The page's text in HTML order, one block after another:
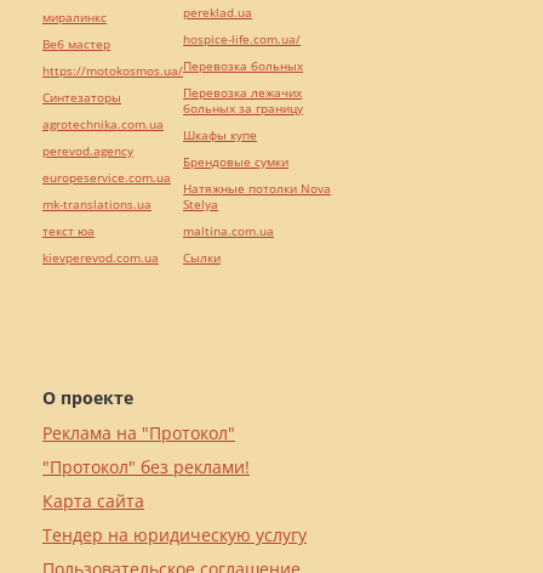
О проекте
Реклама на "Протокол"
"Протокол" без реклами!
Карта сайта
Тендер на юридическую услугу
миралинкс
Веб мастер
https://motokosmos.ua/
Синтезаторы
agrotechnika.com.ua
perevod.agency
europeservice.com.ua
mk-translations.ua
текст юа
kievperevod.com.ua
pereklad.ua
hospice-life.com.ua/
Перевозка больных
Перевозка лежачих
больных за границу
Шкафы купе
Брендовые сумки
Натяжные потолки Nova
Stelya
maltina.com.ua
Cылки